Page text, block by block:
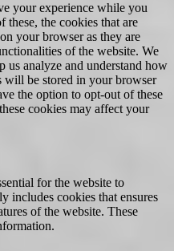
your experience while you
these, the cookies that are
your browser as they are
of the website. We
us analyze and understand how
will be stored in your browser
the option to opt-out of these
cookies may affect your
for the website to
includes cookies that ensures
of the website. These